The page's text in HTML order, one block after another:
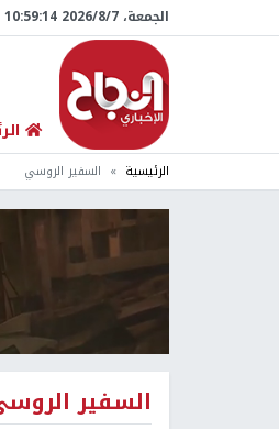
الجمعة، 7/‏8/‏2026 10:59:15 صباحاً
الرئيسية السفير الروسي
السفير